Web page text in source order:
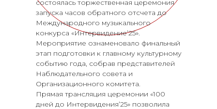
состоялась торжественная церемония
запуска часов обратного отсчета до
Международного музыкального
конкурса «Интервидение’25».
Мероприятие ознаменовало финальный
этап подготовки к главному культурному
событию года, собрав представителей
Наблюдательного совета и
Организационного комитета.
Прямая трансляция церемонии «100
дней до Интервидения’25» позволила